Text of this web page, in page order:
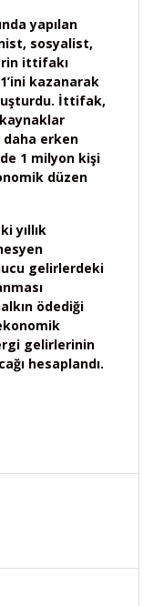
yapılan
sosyalist,
ittifakı
kazanarak
İttifak,
daha erken
1 milyon kişi
düzen
yıllık
gelirlerdeki
ödediği
gelirlerinin
hesaplandı.